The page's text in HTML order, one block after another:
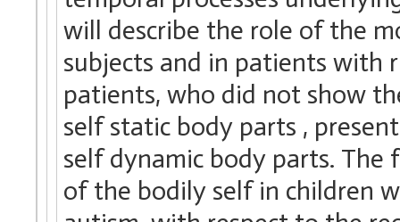
will describe the role of the
subjects and in patients with
patients, who did not show
self static body parts ,
self dynamic body parts.
of the bodily self in children